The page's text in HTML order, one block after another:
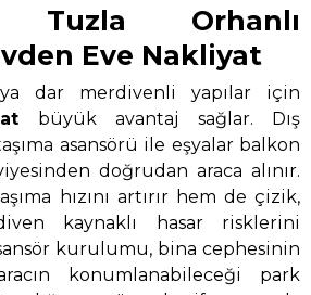
Tuzla Orhanlı
Eve Nakliyat
dar merdivenli yapılar için
büyük avantaj sağlar. Dış
asansörü ile eşyalar balkon
doğrudan araca alınır.
hızını artırır hem de çizik,
kaynaklı hasar risklerini
kurulumu, bina cephesinin
konumlanabileceği park